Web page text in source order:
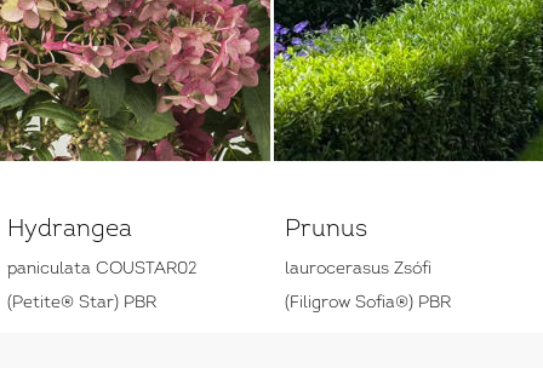
Hydrangea
paniculata COUSTAR02
(Petite® Star) PBR
Prunus
laurocerasus Zsófi
(Filigrow Sofia®) PBR